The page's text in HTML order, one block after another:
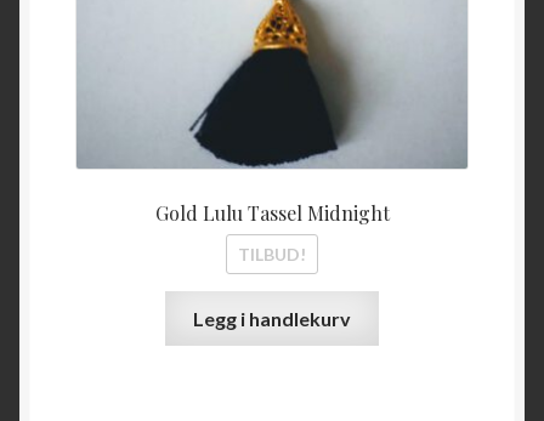
Gold Lulu Tassel Midnight
TILBUD!
Legg i handlekurv